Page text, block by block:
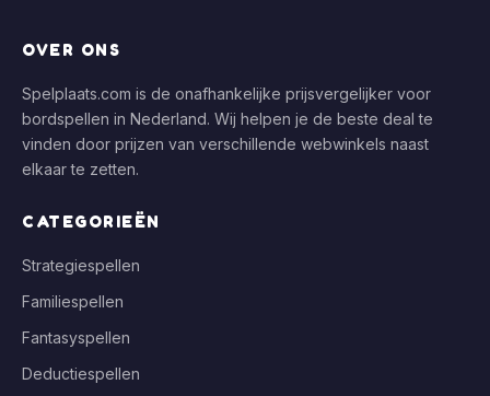
OVER ONS
Spelplaats.com is de onafhankelijke prijsvergelijker voor
bordspellen in Nederland. Wij helpen je de beste deal te
vinden door prijzen van verschillende webwinkels naast
elkaar te zetten.
CATEGORIEËN
Strategiespellen
Familiespellen
Fantasyspellen
Deductiespellen